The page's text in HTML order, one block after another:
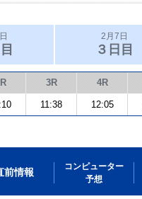
2月7日
３日目
3R 4R
11:38 12:05
前情報
コンピューター
予想